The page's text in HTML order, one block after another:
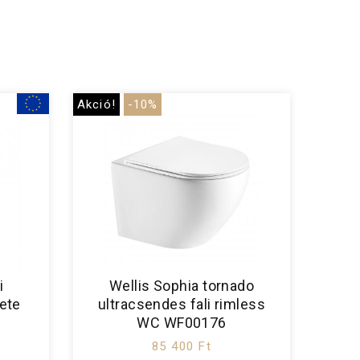
Akció! -10%
Wellis Sophia tornado
ultracsendes fali rimless
WC WF00176
85 400 Ft